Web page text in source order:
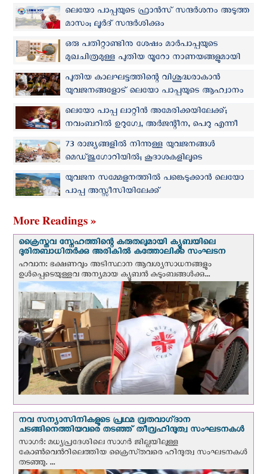
ലെയോ പാപ്പയുടെ ഫ്രാന്‍സ് സന്ദര്‍ശനം അടുത്ത
മാസം; ലൂര്‍ദ് സന്ദര്‍ശിക്കും
ഒരു പതിറ്റാണ്ടിനു ശേഷം മാർപാപ്പയുടെ
മുഖചിത്രമുള്ള പുതിയ യൂറോ നാണയങ്ങളുമായി
വത്തിക്കാന്‍
പുതിയ കാലഘട്ടത്തിന്റെ വിശുദ്ധരാകാന്‍
യുവജനങ്ങളോട് ലെയോ പാപ്പയുടെ ആഹ്വാനം
ലെയോ പാപ്പ ലാറ്റിൻ അമേരിക്കയിലേക്ക്;
നവംബറില്‍ ഉറുഗ്വേ, അർജന്റീന, പെറു എന്നീ
രാജ്യങ്ങള്‍ സന്ദര്‍ശിക്കും
73 രാജ്യങ്ങളിൽ നിന്നുള്ള യുവജനങ്ങള്‍
മെഡ്‌ജുഗോറിയില്‍; കൂദാശകളിലൂടെ
ക്രിസ്തുവിലേക്ക് മടങ്ങുവാന്‍ പാപ്പയുടെ ആഹ്വാനം
യുവജന സമ്മേളനത്തില്‍ പങ്കെടുക്കാന്‍ ലെയോ
പാപ്പ അസ്സീസിയിലേക്ക്
More Readings »
ക്രൈസ്തവ സ്നേഹത്തിന്റെ കരുതലുമായി ക്യൂബയിലെ
ദുരിതബാധിതർക്കു അരികിൽ കത്തോലിക്ക സംഘടന
ഹവാന: ഭക്ഷണവും അടിസ്ഥാന ആവശ്യസാധനങ്ങളും
ഉള്‍പ്പെടെയുള്ളവ അന്യമായ ക്യൂബൻ കുടുംബങ്ങൾക്കു...
നവ സന്യാസിനികളുടെ പ്രഥമ വ്രതവാഗ്‌ദാന
ചടങ്ങിനെത്തിയവരെ തടഞ്ഞ് തീവ്രഹിന്ദുത്വ സംഘടനകള്‍
സാഗർ: മധ്യപ്രദേശിലെ സാഗർ ജില്ലയിലുള്ള
കോൺവെന്‍റിലെത്തിയ ക്രൈസ്‌തവരെ ഹിന്ദുത്വ സംഘടനകൾ
തടഞ്ഞു. ...